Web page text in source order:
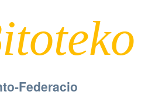
Federacio